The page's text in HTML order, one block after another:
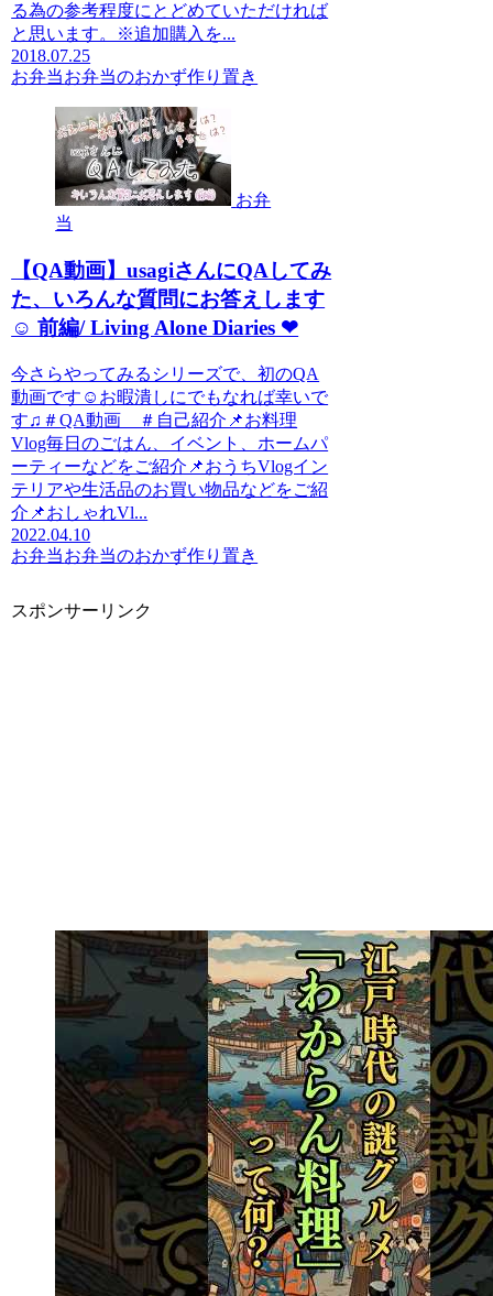
る為の参考程度にとどめていただければ
と思います。※追加購入を...
2018.07.25
お弁当お弁当のおかず作り置き
お弁
当
【QA動画】usagiさんにQAしてみ
た、いろんな質問にお答えします
☺︎ 前編/ Living Alone Diaries ❤︎
今さらやってみるシリーズで、初のQA
動画です☺︎お暇潰しにでもなれば幸いで
す♫＃QA動画 ＃自己紹介📌お料理
Vlog毎日のごはん、イベント、ホームパ
ーティーなどをご紹介📌おうちVlogイン
テリアや生活品のお買い物品などをご紹
介📌おしゃれVl...
2022.04.10
お弁当お弁当のおかず作り置き
スポンサーリンク